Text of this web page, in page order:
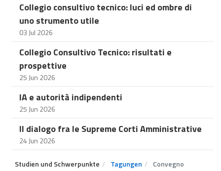
Collegio consultivo tecnico: luci ed ombre di
uno strumento utile
03 Jul 2026
Collegio Consultivo Tecnico: risultati e
prospettive
25 Jun 2026
IA e autorità indipendenti
25 Jun 2026
Il dialogo fra le Supreme Corti Amministrative
24 Jun 2026
Studien und Schwerpunkte Tagungen Convegno